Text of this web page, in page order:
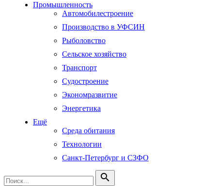
Промышленность
Автомобилестроение
Производство в УФСИН
Рыболовство
Сельское хозяйство
Транспорт
Судостроение
Экономразвитие
Энергетика
Ещё
Среда обитания
Технологии
Санкт-Петербург и СЗФО
search